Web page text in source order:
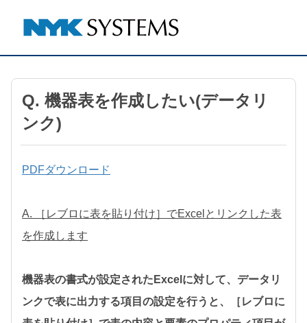
Q. 機器表を作成したい(データリ
ンク)
PDFダウンロード
A. ［レブロに表を貼り付け］でExcelとリンクした表
を作成します
機器表の書式が設定されたExcelに対して、データリ
ンクで表に出力する項目の設定を行うと、［レブロに